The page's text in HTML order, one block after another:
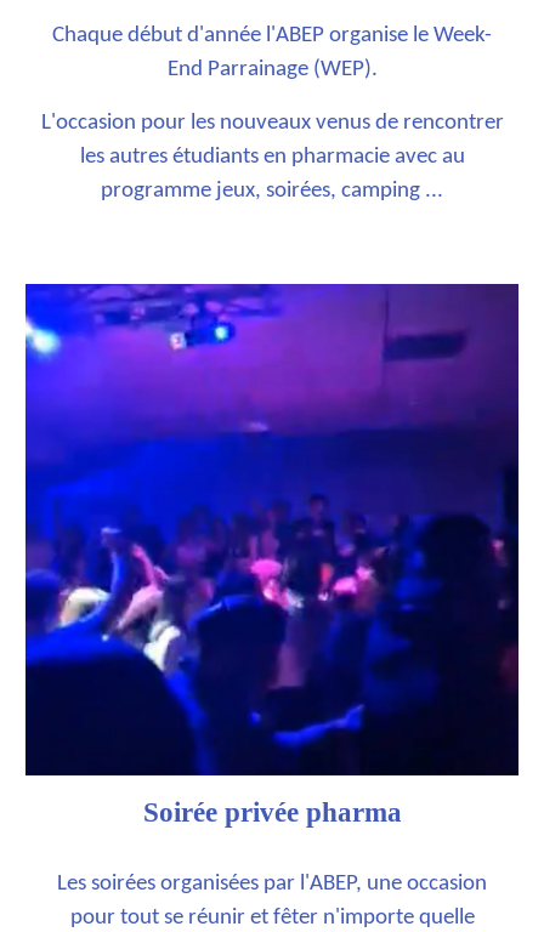
Chaque début d'année l'ABEP organise le Week-
End Parrainage (WEP).
L'occasion pour les nouveaux venus de rencontrer
les autres étudiants en pharmacie avec au
programme jeux, soirées, camping ...
Soirée privée pharma
Les soirées organisées par l'ABEP, une occasion
pour tout se réunir et fêter n'importe quelle